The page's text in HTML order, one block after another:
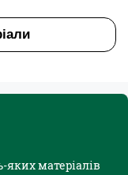
матеріалів